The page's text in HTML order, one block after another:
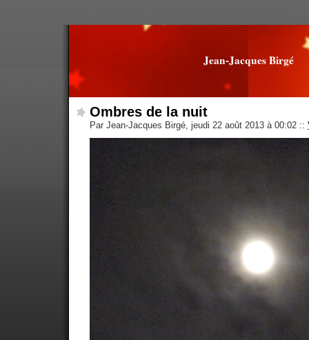
Jean-Jacques Birgé
Ombres de la nuit
Par Jean-Jacques Birgé, jeudi 22 août 2013 à 00:02 ::